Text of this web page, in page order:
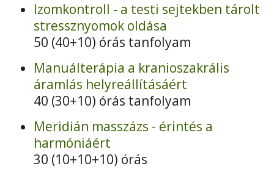
Izomkontroll - a testi sejtekben tárolt
stressznyomok oldása
50 (40+10) órás tanfolyam
Manuálterápia a kranioszakrális
áramlás helyreállításáért
40 (30+10) órás tanfolyam
Meridián masszázs - érintés a
harmóniáért
30 (10+10+10) órás